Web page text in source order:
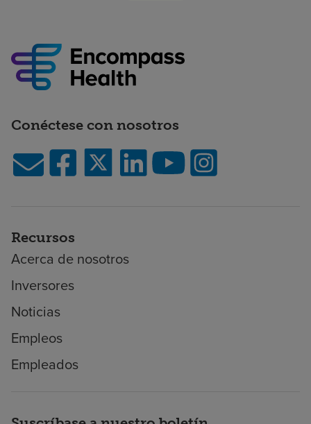
Conéctese con nosotros
Recursos
Acerca de nosotros
Inversores
Noticias
Empleos
Empleados